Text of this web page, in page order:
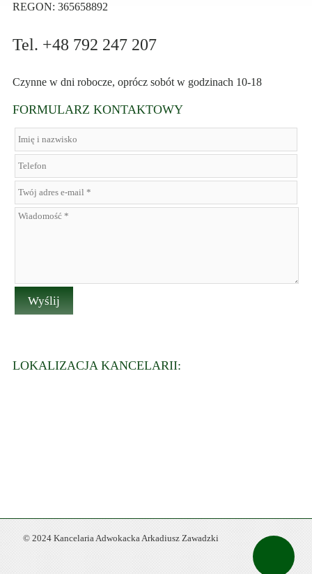
REGON: 365658892
Tel. +48 792 247 207
Czynne w dni robocze, oprócz sobót w godzinach 10-18
FORMULARZ KONTAKTOWY
LOKALIZACJA KANCELARII:
© 2024 Kancelaria Adwokacka Arkadiusz Zawadzki